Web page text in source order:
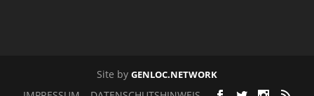
Site by GENLOC.NETWORK